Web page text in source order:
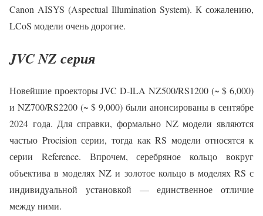
Canon AISYS (Aspectual Illumination System). К сожалению,
LCoS модели очень дорогие.
JVC NZ серия
Новейшие проекторы JVC D-ILA NZ500/RS1200 (~ $ 6,000)
и NZ700/RS2200 (~ $ 9,000) были анонсированы в сентябре
2024 года. Для справки, формально NZ модели являются
частью Procision серии, тогда как RS модели относятся к
серии Reference. Впрочем, серебряное кольцо вокруг
объектива в моделях NZ и золотое кольцо в моделях RS с
индивидуальной установкой — единственное отличие
между ними.